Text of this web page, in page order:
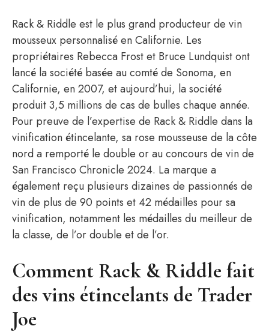
Rack & Riddle est le plus grand producteur de vin
mousseux personnalisé en Californie. Les
propriétaires Rebecca Frost et Bruce Lundquist ont
lancé la société basée au comté de Sonoma, en
Californie, en 2007, et aujourd’hui, la société
produit 3,5 millions de cas de bulles chaque année.
Pour preuve de l’expertise de Rack & Riddle dans la
vinification étincelante, sa rose mousseuse de la côte
nord a remporté le double or au concours de vin de
San Francisco Chronicle 2024. La marque a
également reçu plusieurs dizaines de passionnés de
vin de plus de 90 points et 42 médailles pour sa
vinification, notamment les médailles du meilleur de
la classe, de l’or double et de l’or.
Comment Rack & Riddle fait
des vins étincelants de Trader
Joe